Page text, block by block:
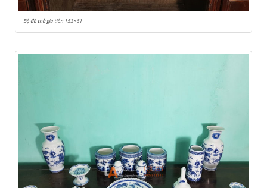
Bộ đồ thờ gia tiên 153×61